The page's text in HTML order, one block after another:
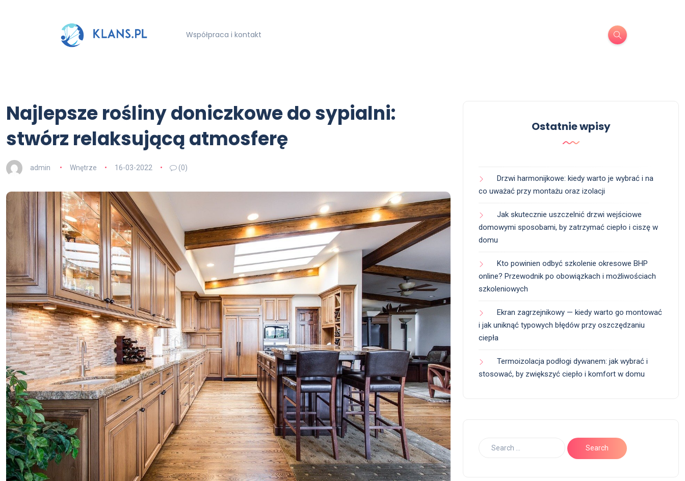
Współpraca i kontakt
Najlepsze rośliny doniczkowe do sypialni:
stwórz relaksującą atmosferę
admin Wnętrze 16-03-2022 (0)
Ostatnie wpisy
Drzwi harmonijkowe: kiedy warto je wybrać i na
co uważać przy montażu oraz izolacji
Jak skutecznie uszczelnić drzwi wejściowe
domowymi sposobami, by zatrzymać ciepło i ciszę w
domu
Kto powinien odbyć szkolenie okresowe BHP
online? Przewodnik po obowiązkach i możliwościach
szkoleniowych
Ekran zagrzejnikowy — kiedy warto go montować
i jak uniknąć typowych błędów przy oszczędzaniu
ciepła
Termoizolacja podłogi dywanem: jak wybrać i
stosować, by zwiększyć ciepło i komfort w domu